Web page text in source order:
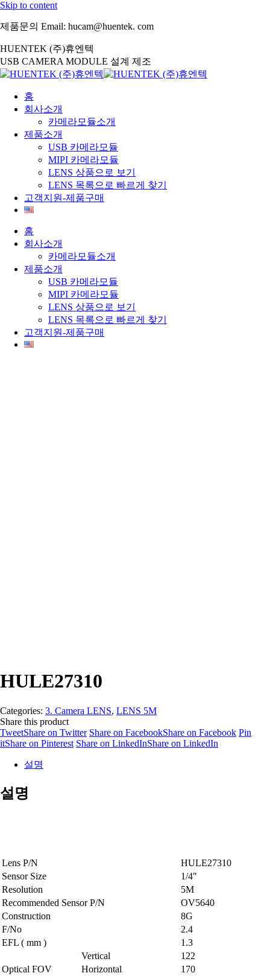
Skip to content
제품문의 Email: hucam@huentek. com
HUENTEK (주)휴엔텍
USB CAMERA MODULE 설계 제조
홈
회사소개
카메라모듈소개
제품소개
USB 카메라모듈
MIPI 카메라모듈
LENS 상품으로 보기
LENS 목록으로 빠르게 찾기
고객지원-제품구매
홈
회사소개
카메라모듈소개
제품소개
USB 카메라모듈
MIPI 카메라모듈
LENS 상품으로 보기
LENS 목록으로 빠르게 찾기
고객지원-제품구매
HULE27310
Categories: 3. Camera LENS, LENS 5M
Share this product
TweetShare on Twitter Share on FacebookShare on Facebook Pin
itShare on Pinterest Share on LinkedInShare on LinkedIn
설명
설명
Lens P/N
HULE27310
Sensor Size
1/4″
Resolution
5M
Recommended Sensor P/N
OV5640
Construction
8G
F/No
2.4
EFL ( mm )
1.3
Optical FOV
Vertical
122
Horizontal
170